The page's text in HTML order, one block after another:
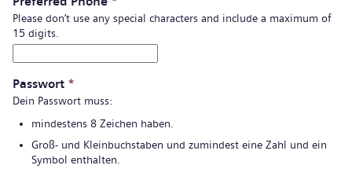
Please don’t use any special characters and include a maximum of
15 digits.
Passwort *
Dein Passwort muss:
mindestens 8 Zeichen haben.
Groß- und Kleinbuchstaben und zumindest eine Zahl und ein
Symbol enthalten.